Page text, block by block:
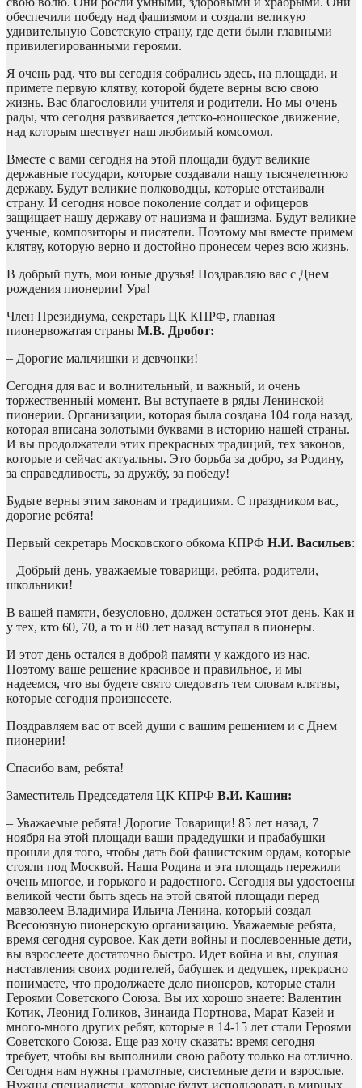
обеспечили победу над фашизмом и создали великую
удивительную Советскую страну, где дети были главными
привилегированными героями.
Я очень рад, что вы сегодня собрались здесь, на площади, и
примете первую клятву, которой будете верны всю свою
жизнь. Вас благословили учителя и родители. Но мы очень
рады, что сегодня развивается детско-юношеское движение,
над которым шествует наш любимый комсомол.
Вместе с вами сегодня на этой площади будут великие
державные государи, которые создавали нашу тысячелетнюю
державу. Будут великие полководцы, которые отстаивали
страну. И сегодня новое поколение солдат и офицеров
защищает нашу державу от нацизма и фашизма. Будут великие
ученые, композиторы и писатели. Поэтому мы вместе примем
клятву, которую верно и достойно пронесем через всю жизнь.
В добрый путь, мои юные друзья! Поздравляю вас с Днем
рождения пионерии! Ура!
Член Президиума, секретарь ЦК КПРФ, главная
пионервожатая страны М.В. Дробот:
– Дорогие мальчишки и девчонки!
Сегодня для вас и волнительный, и важный, и очень
торжественный момент. Вы вступаете в ряды Ленинской
пионерии. Организации, которая была создана 104 года назад,
которая вписана золотыми буквами в историю нашей страны.
И вы продолжатели этих прекрасных традиций, тех законов,
которые и сейчас актуальны. Это борьба за добро, за Родину,
за справедливость, за дружбу, за победу!
Будьте верны этим законам и традициям. С праздником вас,
дорогие ребята!
Первый секретарь Московского обкома КПРФ Н.И. Васильев:
– Добрый день, уважаемые товарищи, ребята, родители,
школьники!
В вашей памяти, безусловно, должен остаться этот день. Как и
у тех, кто 60, 70, а то и 80 лет назад вступал в пионеры.
И этот день остался в доброй памяти у каждого из нас.
Поэтому ваше решение красивое и правильное, и мы
надеемся, что вы будете свято следовать тем словам клятвы,
которые сегодня произнесете.
Поздравляем вас от всей души с вашим решением и с Днем
пионерии!
Спасибо вам, ребята!
Заместитель Председателя ЦК КПРФ В.И. Кашин:
– Уважаемые ребята! Дорогие Товарищи! 85 лет назад, 7
ноября на этой площади ваши прадедушки и прабабушки
прошли для того, чтобы дать бой фашистским ордам, которые
стояли под Москвой. Наша Родина и эта площадь пережили
очень многое, и горького и радостного. Сегодня вы удостоены
великой чести быть здесь на этой святой площади перед
мавзолеем Владимира Ильича Ленина, который создал
Всесоюзную пионерскую организацию. Уважаемые ребята,
время сегодня суровое. Как дети войны и послевоенные дети,
вы взрослеете достаточно быстро. Идет война и вы, слушая
наставления своих родителей, бабушек и дедушек, прекрасно
понимаете, что продолжаете дело пионеров, которые стали
Героями Советского Союза. Вы их хорошо знаете: Валентин
Котик, Леонид Голиков, Зинаида Портнова, Марат Казей и
много-много других ребят, которые в 14-15 лет стали Героями
Советского Союза. Еще раз хочу сказать: время сегодня
требует, чтобы вы выполнили свою работу только на отлично.
Сегодня нам нужны грамотные, системные дети и взрослые.